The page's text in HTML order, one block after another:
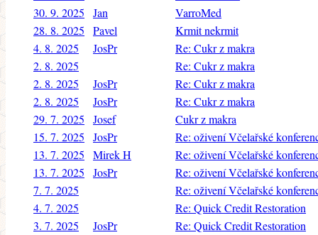
30. 9. 2025
Jan
VarroMed
28. 8. 2025
Pavel
Krmit nekrmit
4. 8. 2025
JosPr
Re: Cukr z makra
2. 8. 2025
Re: Cukr z makra
2. 8. 2025
JosPr
Re: Cukr z makra
2. 8. 2025
JosPr
Re: Cukr z makra
29. 7. 2025
Josef
Cukr z makra
15. 7. 2025
JosPr
Re: oživení Včelařské
13. 7. 2025
Mirek H
Re: oživení Včelařské
13. 7. 2025
JosPr
Re: oživení Včelařské
7. 7. 2025
Re: oživení Včelařské
4. 7. 2025
Re: Quick Credit Restoration
3. 7. 2025
JosPr
Re: Quick Credit Restoration